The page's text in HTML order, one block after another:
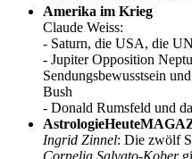
Amerika im Krieg
Claude Weiss:
- Saturn, die USA, die
- Jupiter Opposition
Sendungsbewusstsein
Bush
- Donald Rumsfeld und
Ingrid Zinnel: Die zwölf
Cornelia Salvato-Kober